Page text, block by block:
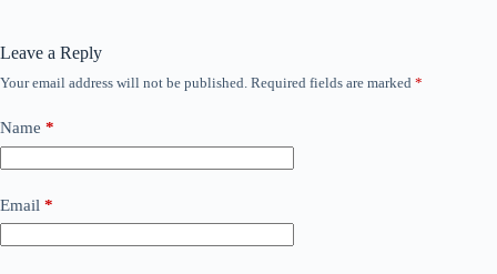
Leave a Reply
Your email address will not be published. Required fields are marked *
Name *
Email *